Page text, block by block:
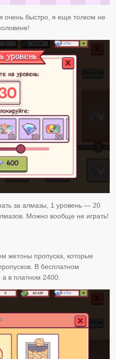
очень быстро, я еще толком не
за алмазы, 1 уровень — 20
Можно вообще не играть!
жетоны пропуска, которые
В бесплатном
а в платном 2400.